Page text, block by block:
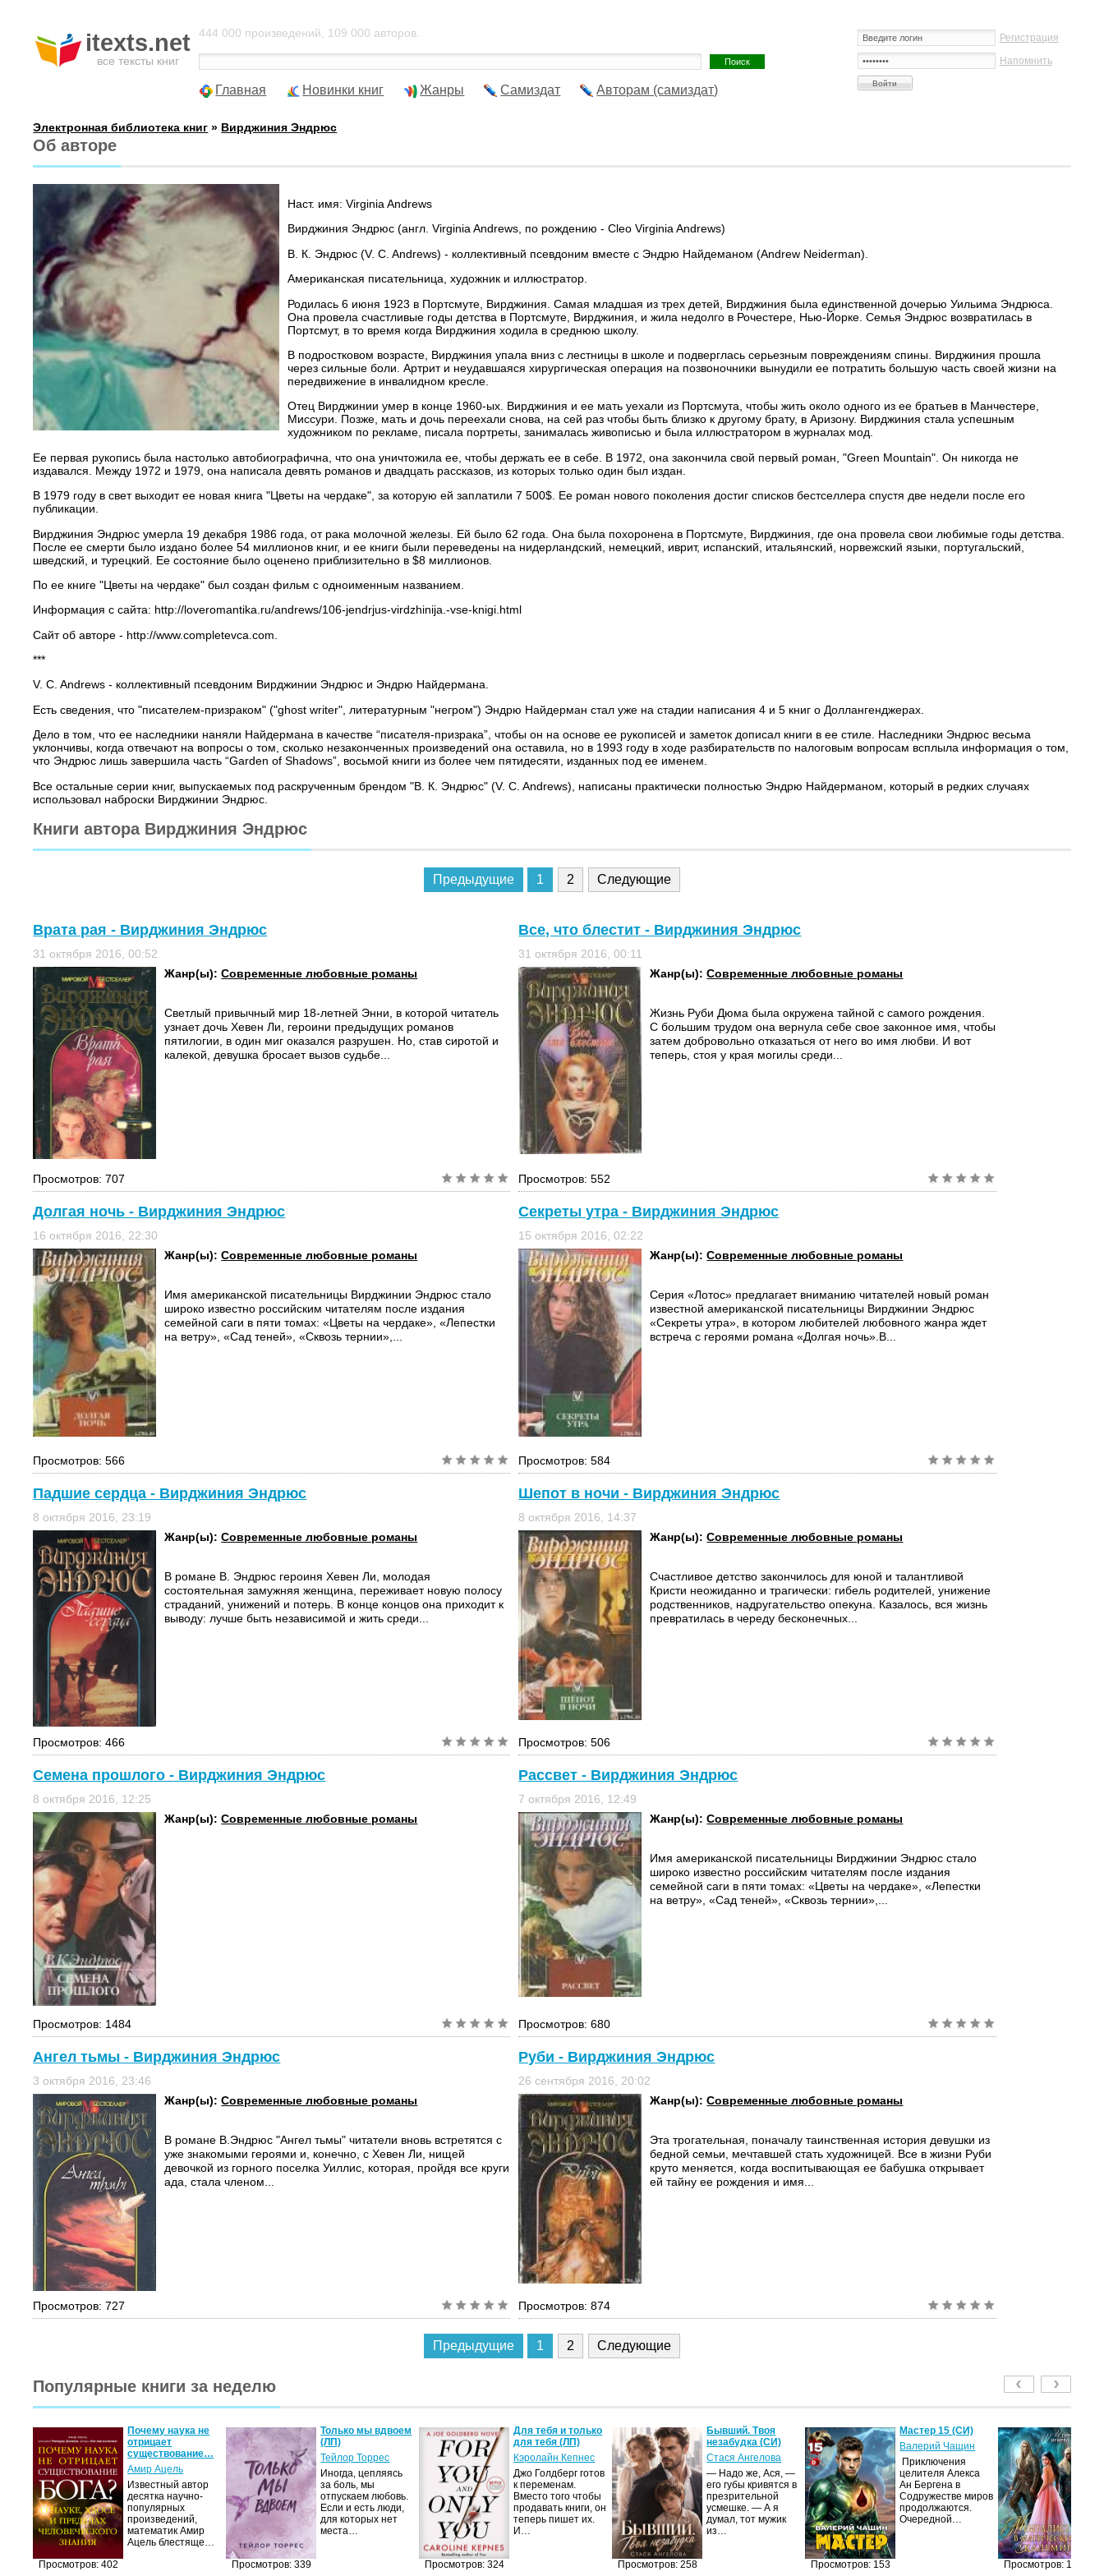
itexts.net
все тексты книг
Регистрация
Напомнить
444 000 произведений, 109 000 авторов.
Главная Новинки книг Жанры Самиздат Авторам (самиздат)
Электронная библиотека книг » Вирджиния Эндрюс
Об авторе
Наст. имя: Virginia Andrews
Вирджиния Эндрюс (англ. Virginia Andrews, по рождению - Cleo Virginia Andrews)
В. К. Эндрюс (V. C. Andrews) - коллективный псевдоним вместе с Эндрю Найдеманом (Andrew Neiderman).
Американская писательница, художник и иллюстратор.
Родилась 6 июня 1923 в Портсмуте, Вирджиния. Самая младшая из трех детей, Вирджиния была единственной дочерью Уильима Эндрюса.
Она провела счастливые годы детства в Портсмуте, Вирджиния, и жила недолго в Рочестере, Нью-Йорке. Семья Эндрюс возвратилась в
Портсмут, в то время когда Вирджиния ходила в среднюю школу.
В подростковом возрасте, Вирджиния упала вниз с лестницы в школе и подверглась серьезным повреждениям спины. Вирджиния прошла
через сильные боли. Артрит и неудавшаяся хирургическая операция на позвоночники вынудили ее потратить большую часть своей жизни на
передвижение в инвалидном кресле.
Отец Вирджинии умер в конце 1960-ых. Вирджиния и ее мать уехали из Портсмута, чтобы жить около одного из ее братьев в Манчестере,
Миссури. Позже, мать и дочь переехали снова, на сей раз чтобы быть близко к другому брату, в Аризону. Вирджиния стала успешным
художником по рекламе, писала портреты, занималась живописью и была иллюстратором в журналах мод.
Ее первая рукопись была настолько автобиографична, что она уничтожила ее, чтобы держать ее в себе. В 1972, она закончила свой первый роман, "Green Mountain". Он никогда не
издавался. Между 1972 и 1979, она написала девять романов и двадцать рассказов, из которых только один был издан.
В 1979 году в свет выходит ее новая книга "Цветы на чердаке", за которую ей заплатили 7 500$. Ее роман нового поколения достиг списков бестселлера спустя две недели после его
публикации.
Вирджиния Эндрюс умерла 19 декабря 1986 года, от рака молочной железы. Ей было 62 года. Она была похоронена в Портсмуте, Вирджиния, где она провела свои любимые годы детства.
После ее смерти было издано более 54 миллионов книг, и ее книги были переведены на нидерландский, немецкий, иврит, испанский, итальянский, норвежский языки, португальский,
шведский, и турецкий. Ее состояние было оценено приблизительно в $8 миллионов.
По ее книге "Цветы на чердаке" был создан фильм с одноименным названием.
Информация с сайта: http://loveromantika.ru/andrews/106-jendrjus-virdzhinija.-vse-knigi.html
Сайт об авторе - http://www.completevca.com.
***
V. C. Andrews - коллективный псевдоним Вирджинии Эндрюс и Эндрю Найдермана.
Есть сведения, что "писателем-призраком" ("ghost writer", литературным "негром") Эндрю Найдерман стал уже на стадии написания 4 и 5 книг о Доллангенджерах.
Дело в том, что ее наследники наняли Найдермана в качестве “писателя-призрака”, чтобы он на основе ее рукописей и заметок дописал книги в ее стиле. Наследники Эндрюс весьма
уклончивы, когда отвечают на вопросы о том, сколько незаконченных произведений она оставила, но в 1993 году в ходе разбирательств по налоговым вопросам всплыла информация о том,
что Эндрюс лишь завершила часть “Garden of Shadows”, восьмой книги из более чем пятидесяти, изданных под ее именем.
Все остальные серии книг, выпускаемых под раскрученным брендом "В. К. Эндрюс" (V. C. Andrews), написаны практически полностью Эндрю Найдерманом, который в редких случаях
использовал наброски Вирджинии Эндрюс.
Книги автора Вирджиния Эндрюс
Предыдущие 1 2 Следующие
Врата рая - Вирджиния Эндрюс
31 октября 2016, 00:52
Жанр(ы):Современные любовные романы
Светлый привычный мир 18-летней Энни, в которой читатель
узнает дочь Хевен Ли, героини предыдущих романов
пятилогии, в один миг оказался разрушен. Но, став сиротой и
калекой, девушка бросает вызов судьбе...
Просмотров: 707
Все, что блестит - Вирджиния Эндрюс
31 октября 2016, 00:11
Жанр(ы):Современные любовные романы
Жизнь Руби Дюма была окружена тайной с самого рождения.
С большим трудом она вернула себе свое законное имя, чтобы
затем добровольно отказаться от него во имя любви. И вот
теперь, стоя у края могилы среди...
Просмотров: 552
Долгая ночь - Вирджиния Эндрюс
16 октября 2016, 22:30
Жанр(ы):Современные любовные романы
Имя американской писательницы Вирджинии Эндрюс стало
широко известно российским читателям после издания
семейной саги в пяти томах: «Цветы на чердаке», «Лепестки
на ветру», «Сад теней», «Сквозь тернии»,...
Просмотров: 566
Секреты утра - Вирджиния Эндрюс
15 октября 2016, 02:22
Жанр(ы):Современные любовные романы
Серия «Лотос» предлагает вниманию читателей новый роман
известной американской писательницы Вирджинии Эндрюс
«Секреты утра», в котором любителей любовного жанра ждет
встреча с героями романа «Долгая ночь».В...
Просмотров: 584
Падшие сердца - Вирджиния Эндрюс
8 октября 2016, 23:19
Жанр(ы):Современные любовные романы
В романе В. Эндрюс героиня Хевен Ли, молодая
состоятельная замужняя женщина, переживает новую полосу
страданий, унижений и потерь. В конце концов она приходит к
выводу: лучше быть независимой и жить среди...
Просмотров: 466
Шепот в ночи - Вирджиния Эндрюс
8 октября 2016, 14:37
Жанр(ы):Современные любовные романы
Счастливое детство закончилось для юной и талантливой
Кристи неожиданно и трагически: гибель родителей, унижение
родственников, надругательство опекуна. Казалось, вся жизнь
превратилась в череду бесконечных...
Просмотров: 506
Семена прошлого - Вирджиния Эндрюс
8 октября 2016, 12:25
Жанр(ы):Современные любовные романы
Просмотров: 1484
Рассвет - Вирджиния Эндрюс
7 октября 2016, 12:49
Жанр(ы):Современные любовные романы
Имя американской писательницы Вирджинии Эндрюс стало
широко известно российским читателям после издания
семейной саги в пяти томах: «Цветы на чердаке», «Лепестки
на ветру», «Сад теней», «Сквозь тернии»,...
Просмотров: 680
Ангел тьмы - Вирджиния Эндрюс
3 октября 2016, 23:46
Жанр(ы):Современные любовные романы
В романе В.Эндрюс "Ангел тьмы" читатели вновь встретятся с
уже знакомыми героями и, конечно, с Хевен Ли, нищей
девочкой из горного поселка Уиллис, которая, пройдя все круги
ада, стала членом...
Просмотров: 727
Руби - Вирджиния Эндрюс
26 сентября 2016, 20:02
Жанр(ы):Современные любовные романы
Эта трогательная, поначалу таинственная история девушки из
бедной семьи, мечтавшей стать художницей. Все в жизни Руби
круто меняется, когда воспитывающая ее бабушка открывает
ей тайну ее рождения и имя...
Просмотров: 874
Предыдущие 1 2 Следующие
Популярные книги за неделю
Просмотров: 402
Почему наука не
отрицает
существование…
Амир Ацель
Известный автор
десятка научно-
популярных
произведений,
математик Амир
Ацель блестяще…
Просмотров: 339
Только мы вдвоем
(ЛП)
Тейлор Торрес
Иногда, цепляясь
за боль, мы
отпускаем любовь.
Если и есть люди,
для которых нет
места…
Просмотров: 324
Для тебя и только
для тебя (ЛП)
Кэролайн Кепнес
Джо Голдберг готов
к переменам.
Вместо того чтобы
продавать книги, он
теперь пишет их.
И…
Просмотров: 258
Бывший. Твоя
незабудка (СИ)
Стася Ангелова
— Надо же, Ася, —
его губы кривятся в
презрительной
усмешке. — А я
думал, тот мужик
из…
Просмотров: 153
Мастер 15 (СИ)
Валерий Чащин
Приключения
целителя Алекса
Ан Бергена в
Содружестве миров
продолжаются.
Очередной…
Просмотров: 131